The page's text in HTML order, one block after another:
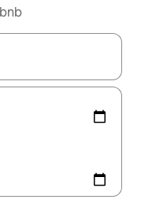
maak je een keuze